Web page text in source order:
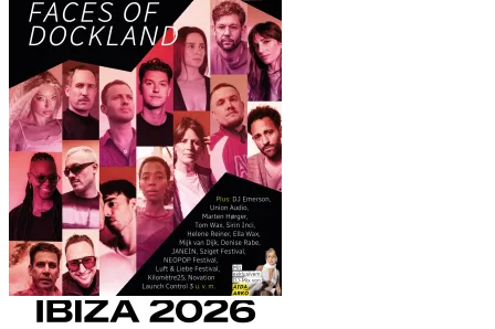
7,00 €5,20 €.